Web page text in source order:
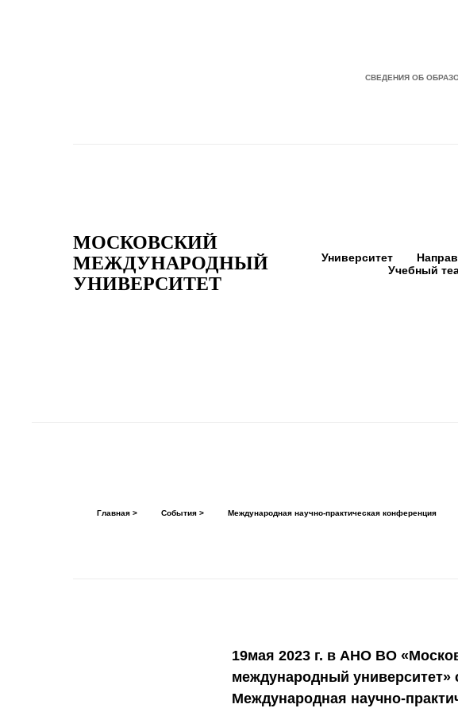
СВЕДЕНИЯ ОБ
МОСКОВСКИЙ
МЕЖДУНАРОДНЫЙ
УНИВЕРСИТЕТ
Университет
Учебный
Главная > События > Международная научно-практическая конференция
19мая 2023 г. в АНО ВО
международный университет»
Международная научно-